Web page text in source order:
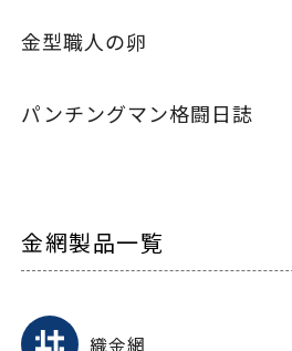
金型職人の卵
パンチングマン格闘日誌
金網製品一覧
織金網